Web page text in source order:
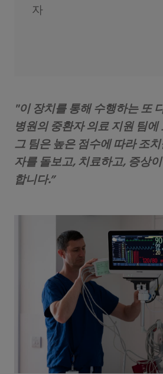
자
‎"이 장치를 통해 수행하는 또
병원의 중환자 의료 지원 팀에
그 팀은 높은 점수에 따라 조
자를 돌보고, 치료하고, 증상
합니다.”‎